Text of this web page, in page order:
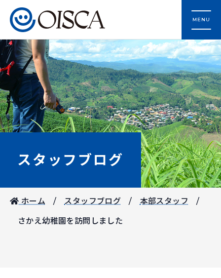
MENU
スタッフブログ
ホーム スタッフブログ 本部スタッフ
さかえ幼稚園を訪問しました